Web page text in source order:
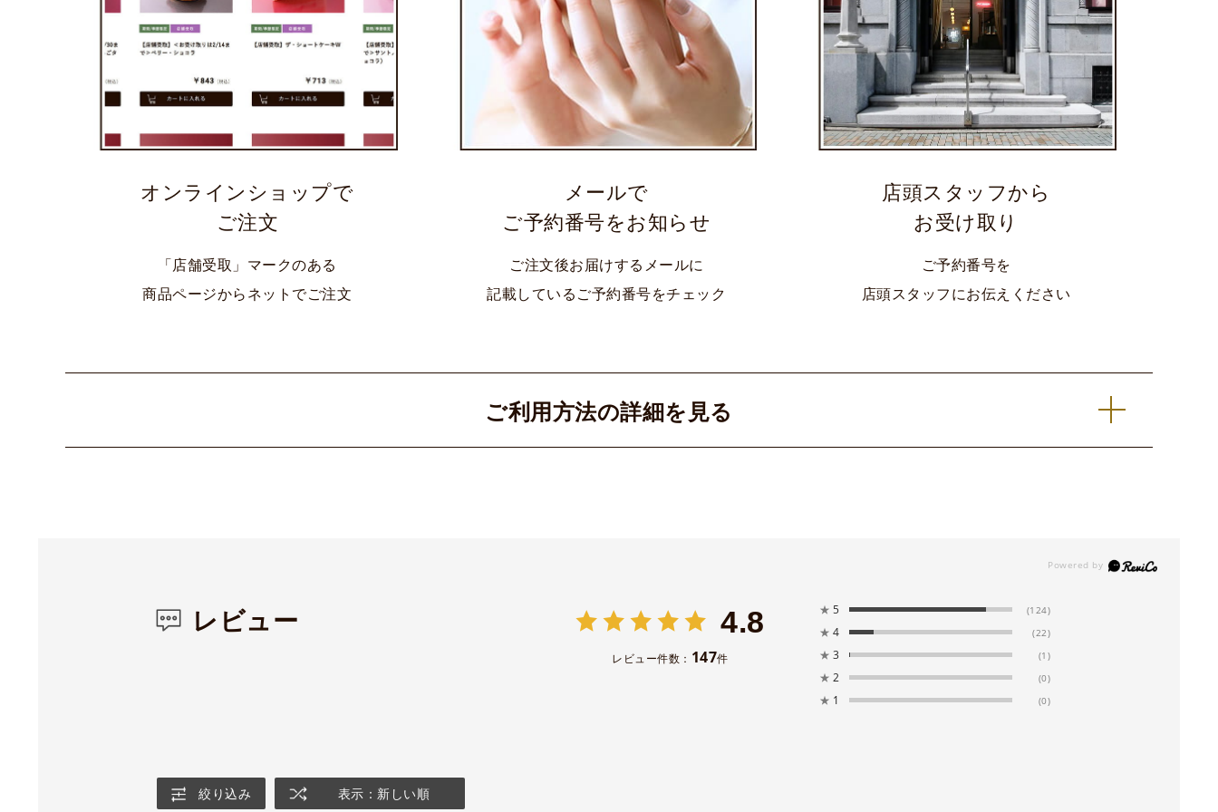
オンラインショップで
ご注文
「店舗受取」マークのある
商品ページからネットでご注文
メールで
ご予約番号をお知らせ
ご注文後お届けするメールに
記載しているご予約番号をチェック
店頭スタッフから
お受け取り
ご予約番号を
店頭スタッフにお伝えください
ご利用方法の詳細を見る
レビュー 4.8
レビュー件数： 147件
★ 5 (124)
★ 4 (22)
★ 3 (1)
★ 2 (0)
★ 1 (0)
絞り込み 表示：新しい順